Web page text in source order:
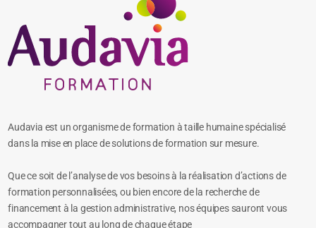
Audavia est un organisme de formation à taille humaine spécialisé
dans la mise en place de solutions de formation sur mesure.
Que ce soit de l’analyse de vos besoins à la réalisation d’actions de
formation personnalisées, ou bien encore de la recherche de
financement à la gestion administrative, nos équipes sauront vous
accompagner tout au long de chaque étape